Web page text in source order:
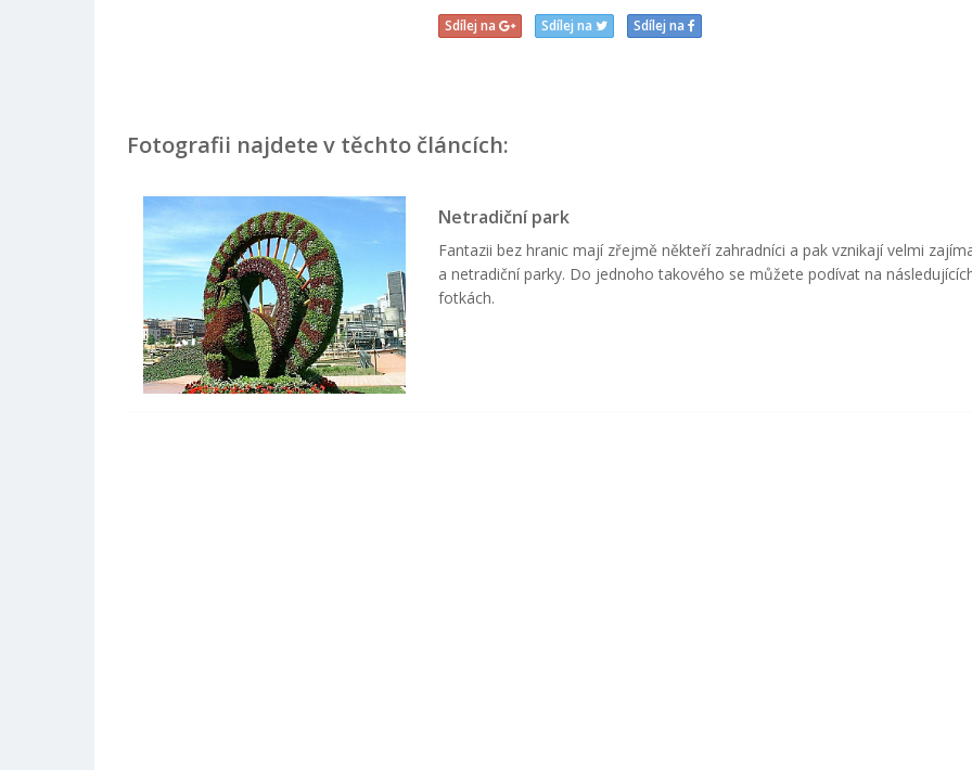
Sdílej na Sdílej na Sdílej na
Fotografii najdete v těchto článcích:
Netradiční park
Fantazii bez hranic mají zřejmě někteří zahradníci a pak vznikají velmi
a netradiční parky. Do jednoho takového se můžete podívat na
fotkách.